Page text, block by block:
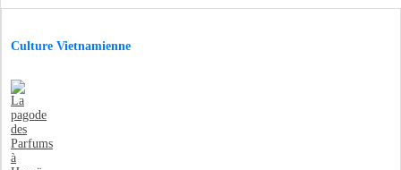
Culture Vietnamienne